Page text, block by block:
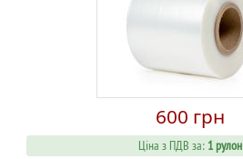
600 грн
Ціна з ПДВ за: 1 рулон